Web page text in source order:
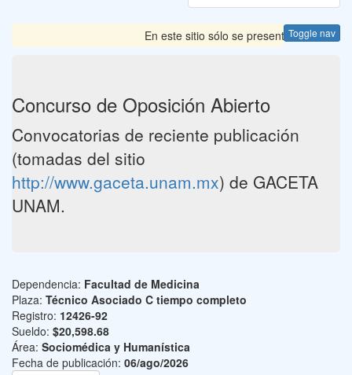
Toggle nav
En este sitio sólo se presentan las
Concurso de Oposición Abierto
Convocatorias de reciente publicación
(tomadas del sitio
http://www.gaceta.unam.mx) de GACETA
UNAM.
Dependencia: Facultad de Medicina
Plaza: Técnico Asociado C tiempo completo
Registro: 12426-92
Sueldo: $20,598.68
Área: Sociomédica y Humanística
Fecha de publicación: 06/ago/2026